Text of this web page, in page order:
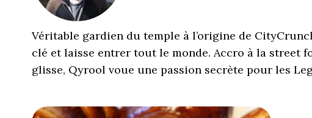
Véritable gardien du temple à l’origine de
clé et laisse entrer tout le monde. Accro à la street
glisse, Qyrool voue une passion secrète pour les